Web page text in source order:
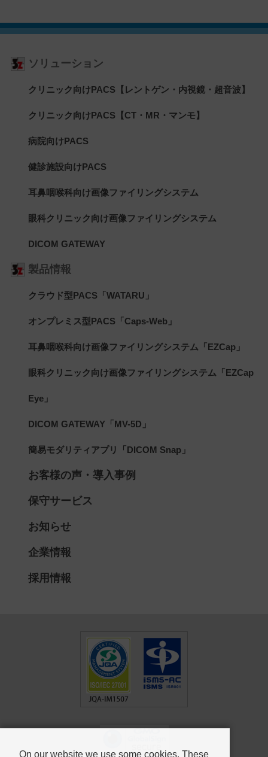
ソリューション
クリニック向けPACS【レントゲン・内視鏡・超音波】
クリニック向けPACS【CT・MR・マンモ】
病院向けPACS
健診施設向けPACS
耳鼻咽喉科向け画像ファイリングシステム
眼科クリニック向け画像ファイリングシステム
DICOM GATEWAY
製品情報
クラウド型PACS「WATARU」
オンプレミス型PACS「Caps-Web」
耳鼻咽喉科向け画像ファイリングシステム「EZCap」
眼科クリニック向け画像ファイリングシステム「EZCap
Eye」
DICOM GATEWAY「MV-5D」
簡易モダリティアプリ「DICOM Snap」
お客様の声・導入事例
保守サービス
お知らせ
企業情報
採用情報
On our website we use some cookies. These